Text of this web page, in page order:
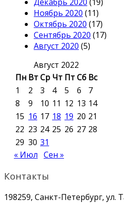
Декабрь 2020 (19)
Ноябрь 2020 (11)
Октябрь 2020 (17)
Сентябрь 2020 (17)
Август 2020 (5)
Август 2022
Пн ВтСр Чт ПтСб Вс
1
2 3 4 5 6
7
8
9 10 11 12 13 14
15 16 17 18 19 20 21
22 23 24 25 26 27 28
29 30 31
« Июл Сен »
Контакты
198259, Санкт-Петербург, ул.